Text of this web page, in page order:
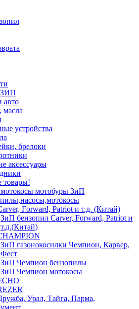
ЗИП
авто
масла
устройства
брелоки
аксессуары
товары!
мотобуры ЗиП
Forward, Patriot и т.д. (Китай)
ЗиП бензопил Carver, Forward, Patriot и
т.д.(Китай)
ЗиП газонокосилки Чемпион, Карвер,
Фест
ЗиП Чемпион бензопилы
ЗиП Чемпион мотокосы
Урал, Тайга, Парма,